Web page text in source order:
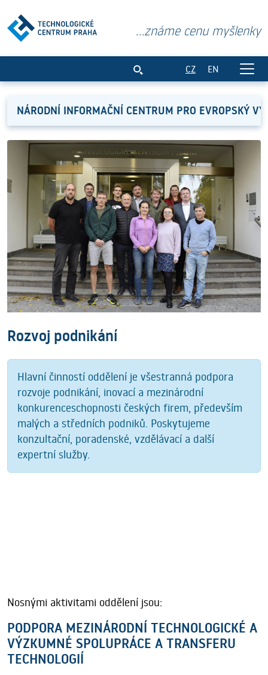
...známe cenu myšlenky
CZ EN
NÁRODNÍ INFORMAČNÍ CENTRUM PRO EVROPSKÝ
Rozvoj podnikání
Hlavní činností oddělení je všestranná podpora
rozvoje podnikání, inovací a mezinárodní
konkurenceschopnosti českých firem, především
malých a středních podniků. Poskytujeme
konzultační, poradenské, vzdělávací a další
expertní služby.
Nosnými aktivitami oddělení jsou:
PODPORA MEZINÁRODNÍ TECHNOLOGICKÉ A
VÝZKUMNÉ SPOLUPRÁCE A TRANSFERU
TECHNOLOGIÍ